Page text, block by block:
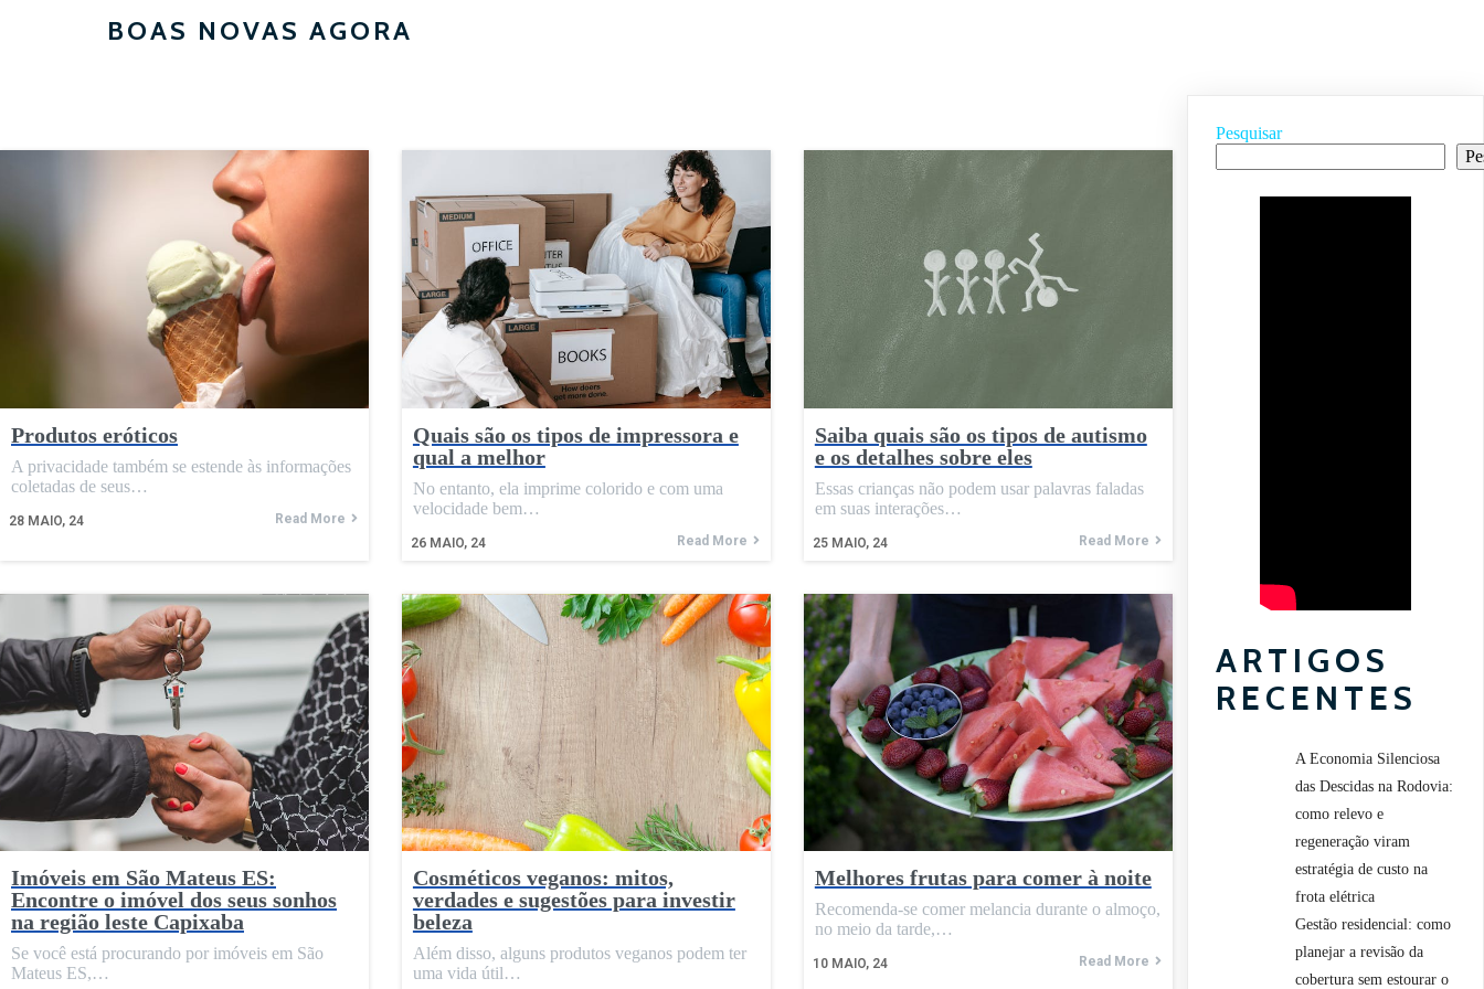
BOAS NOVAS AGORA
Produtos eróticos
28 MAIO, 24
A privacidade também se estende às informações
coletadas de seus…
Read More
Quais são os tipos de impressora e
qual a melhor
26 MAIO, 24
No entanto, ela imprime colorido e com uma
velocidade bem…
Read More
Saiba quais são os tipos de autismo
e os detalhes sobre eles
25 MAIO, 24
Essas crianças não podem usar palavras faladas
em suas interações…
Read More
Imóveis em São Mateus ES:
Encontre o imóvel dos seus sonhos
na região leste Capixaba
Se você está procurando por imóveis em São
Mateus ES,…
Cosméticos veganos: mitos,
verdades e sugestões para investir
beleza
Além disso, alguns produtos veganos podem ter
uma vida útil…
Melhores frutas para comer à noite
10 MAIO, 24
Recomenda-se comer melancia durante o almoço,
no meio da tarde,…
Read More
Pesquisar
ARTIGOS
RECENTES
A Economia Silenciosa
das Descidas na Rodovia:
como relevo e
regeneração viram
estratégia de custo na
frota elétrica
Gestão residencial: como
planejar a revisão da
cobertura sem estourar o